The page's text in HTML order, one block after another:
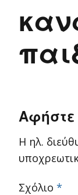
Η ηλ.
Σχόλιο *